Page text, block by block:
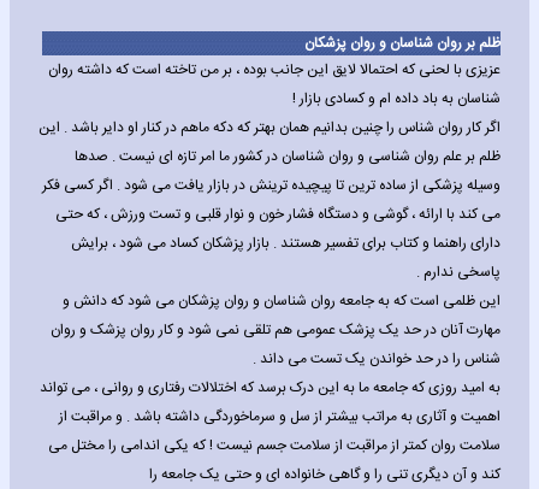
ظلم بر روان شناسان و روان پزشکان
عزیزی با لحنی که احتمالا لایق این جانب بوده ، بر من تاخته است که داشته روان
شناسان به باد داده ام و کسادی بازار !
اگر کار روان شناس را چنین بدانیم همان بهتر که دکه ماهم در کنار او دایر باشد . این
ظلم بر علم روان شناسی و روان شناسان در کشور ما امر تازه ای نیست . صدها
وسیله پزشکی از ساده ترین تا پیچیده ترینش در بازار یافت می شود . اگر کسی فکر
می کند با ارائه ، گوشی و دستگاه فشار خون و نوار قلبی و تست ورزش ، که حتی
دارای راهنما و کتاب برای تفسیر هستند . بازار پزشکان کساد می شود ، برایش
پاسخی ندارم .
این ظلمی است که به جامعه روان شناسان و روان پزشکان می شود که دانش و
مهارت آنان در حد یک پزشک عمومی هم تلقی نمی شود و کار روان پزشک و روان
شناس را در حد خواندن یک تست می داند .
به امید روزی که جامعه ما به این درک برسد که اختلالات رفتاری و روانی ، می تواند
اهمیت و آثاری به مراتب بیشتر از سل و سرماخوردگی داشته باشد . و مراقبت از
سلامت روان کمتر از مراقبت از سلامت جسم نیست ! که یکی اندامی را مختل می
کند و آن دیگری تنی را و گاهی خانواده ای و حتی یک جامعه را